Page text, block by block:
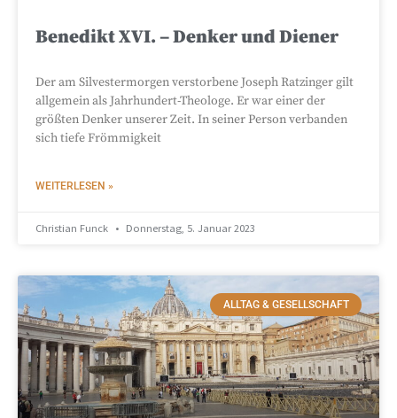
Benedikt XVI. – Denker und Diener
Der am Silvestermorgen verstorbene Joseph Ratzinger gilt
allgemein als Jahrhundert-Theologe. Er war einer der
größten Denker unserer Zeit. In seiner Person verbanden
sich tiefe Frömmigkeit
WEITERLESEN »
Christian Funck Donnerstag, 5. Januar 2023
ALLTAG & GESELLSCHAFT